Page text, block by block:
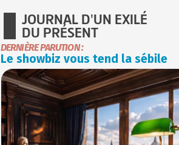
JOURNAL D'UN EXILÉ
DU PRÉSENT
DERNIÈRE PARUTION :
Le showbiz vous tend la sébile